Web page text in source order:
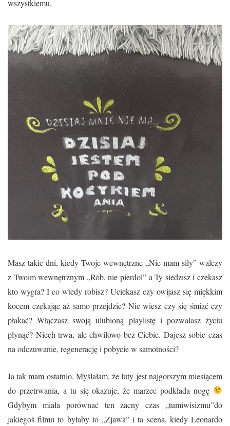
wszystkiemu.
Masz takie dni, kiedy Twoje wewnętrzne „Nie mam siły” walczy
z Twoim wewnętrznym „Rób, nie pierdol” a Ty siedzisz i czekasz
kto wygra? I co wtedy robisz? Uciekasz czy owijasz się miękkim
kocem czekając aż samo przejdzie? Nie wiesz czy się śmiać czy
płakać? Włączasz swoją ulubioną playlistę i pozwalasz życiu
płynąć? Niech trwa, ale chwilowo bez Ciebie. Dajesz sobie czas
na odczuwanie, regenerację i pobycie w samotności?
Ja tak mam ostatnio. Myślałam, że luty jest najgorszym miesiącem
do przetrwania, a tu się okazuje, że marzec podkłada nogę
Gdybym miała porównać ten zacny czas „tumiwisizmu”do
jakiegoś filmu to byłaby to „Zjawa” i ta scena, kiedy Leonardo